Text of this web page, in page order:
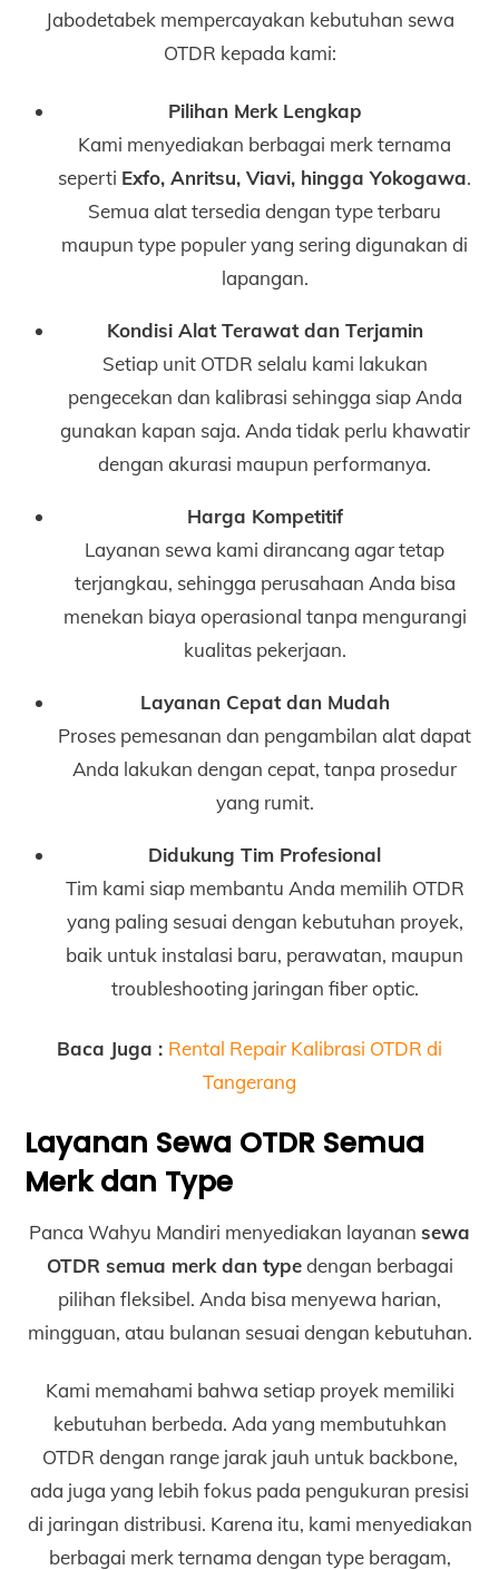
Jabodetabek mempercayakan kebutuhan sewa
OTDR kepada kami:
Pilihan Merk Lengkap
Kami menyediakan berbagai merk ternama
seperti Exfo, Anritsu, Viavi, hingga Yokogawa.
Semua alat tersedia dengan type terbaru
maupun type populer yang sering digunakan di
lapangan.
Kondisi Alat Terawat dan Terjamin
Setiap unit OTDR selalu kami lakukan
pengecekan dan kalibrasi sehingga siap Anda
gunakan kapan saja. Anda tidak perlu khawatir
dengan akurasi maupun performanya.
Harga Kompetitif
Layanan sewa kami dirancang agar tetap
terjangkau, sehingga perusahaan Anda bisa
menekan biaya operasional tanpa mengurangi
kualitas pekerjaan.
Layanan Cepat dan Mudah
Proses pemesanan dan pengambilan alat dapat
Anda lakukan dengan cepat, tanpa prosedur
yang rumit.
Didukung Tim Profesional
Tim kami siap membantu Anda memilih OTDR
yang paling sesuai dengan kebutuhan proyek,
baik untuk instalasi baru, perawatan, maupun
troubleshooting jaringan fiber optic.
Baca Juga : Rental Repair Kalibrasi OTDR di
Tangerang
Layanan Sewa OTDR Semua
Merk dan Type
Panca Wahyu Mandiri menyediakan layanan sewa
OTDR semua merk dan typedengan berbagai
pilihan fleksibel. Anda bisa menyewa harian,
mingguan, atau bulanan sesuai dengan kebutuhan.
Kami memahami bahwa setiap proyek memiliki
kebutuhan berbeda. Ada yang membutuhkan
OTDR dengan range jarak jauh untuk backbone,
ada juga yang lebih fokus pada pengukuran presisi
di jaringan distribusi. Karena itu, kami menyediakan
berbagai merk ternama dengan type beragam,